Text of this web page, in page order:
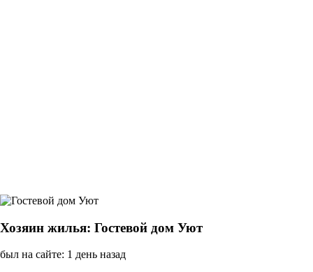
Хозяин жилья: Гостевой дом Уют
был на сайте: 1 день назад